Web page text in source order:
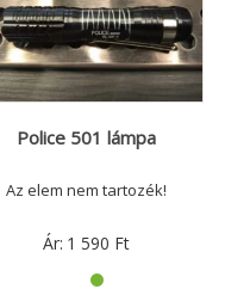
Police 501 lámpa
Az elem nem tartozék!
Ár: 1 590 Ft